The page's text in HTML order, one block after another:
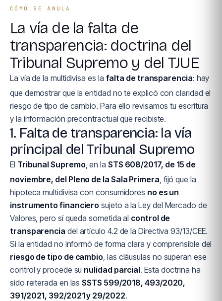
CÓMO SE ANULA
La vía de la falta de
transparencia: doctrina del
Tribunal Supremo y del TJUE
La vía de la multidivisa es la falta de transparencia: hay
que demostrar que la entidad no te explicó con claridad el
riesgo de tipo de cambio. Para ello revisamos tu escritura
y la información precontractual que recibiste.
1. Falta de transparencia: la vía
principal del Tribunal Supremo
El Tribunal Supremo, en la STS 608/2017, de 15 de
noviembre, del Pleno de la Sala Primera, fijó que la
hipoteca multidivisa con consumidores no es un
instrumento financiero sujeto a la Ley del Mercado de
Valores, pero sí queda sometida al control de
transparencia del artículo 4.2 de la Directiva 93/13/CEE.
Si la entidad no informó de forma clara y comprensible del
riesgo de tipo de cambio, las cláusulas no superan ese
control y procede su nulidad parcial. Esta doctrina ha
sido reiterada en lasSSTS 599/2018, 493/2020,
391/2021, 392/2021 y 29/2022.